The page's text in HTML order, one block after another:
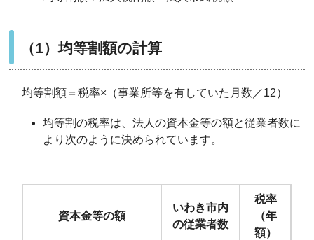
（1）均等割額の計算
均等割額＝税率×（事業所等を有していた月数／12）
均等割の税率は、法人の資本金等の額と従業者数に
より次のように決められています。
資本金等の額
いわき市内
の従業者数
税率
（年
額）